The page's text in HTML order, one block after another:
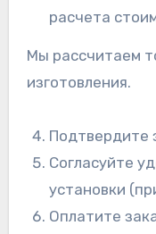
расчета
Мы рассчитаем
изготовления.
Подтвердите
Согласуйте
установки
Оплатите